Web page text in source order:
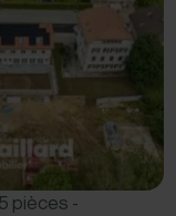
pièces -